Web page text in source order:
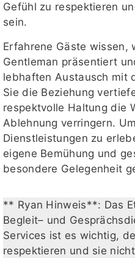
Gefühl zu respektieren
sein.
Erfahrene Gäste wissen,
Gentleman präsentiert
lebhaften Austausch mit
Sie die Beziehung
respektvolle Haltung die
Ablehnung verringern.
Dienstleistungen zu
eigene Bemühung und
besondere Gelegenheit
** Ryan Hinweis**: Das
Begleit– und
Services ist es wichtig,
respektieren und sie